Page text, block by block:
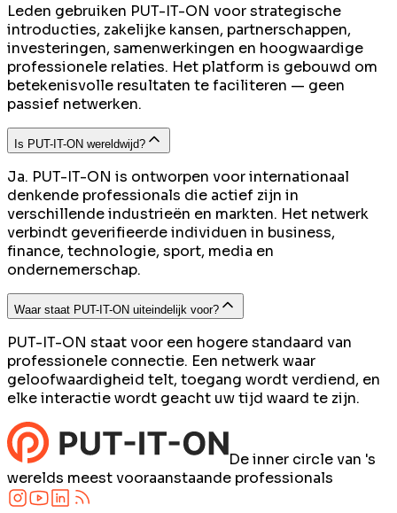
Leden gebruiken PUT-IT-ON voor strategische
introducties, zakelijke kansen, partnerschappen,
investeringen, samenwerkingen en hoogwaardige
professionele relaties. Het platform is gebouwd om
betekenisvolle resultaten te faciliteren — geen
passief netwerken.
Is PUT-IT-ON wereldwijd?
Ja. PUT-IT-ON is ontworpen voor internationaal
denkende professionals die actief zijn in
verschillende industrieën en markten. Het netwerk
verbindt geverifieerde individuen in business,
finance, technologie, sport, media en
ondernemerschap.
Waar staat PUT-IT-ON uiteindelijk voor?
PUT-IT-ON staat voor een hogere standaard van
professionele connectie. Een netwerk waar
geloofwaardigheid telt, toegang wordt verdiend, en
elke interactie wordt geacht uw tijd waard te zijn.
De inner circle van 's
werelds meest vooraanstaande professionals